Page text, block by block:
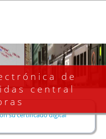
de
central
su certificado digital